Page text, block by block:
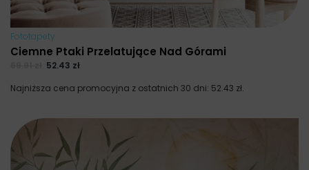
Fototapety
Ciemne Ptaki Przelatujące Nad Górami
52.43 zł
Najniższa cena promocyjna z ostatnich 30 dni: 52.43 zł.